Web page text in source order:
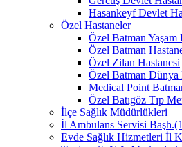
Hasankeyf Devlet
Özel Hastaneler
Özel Batman Yaşam
Özel Batman
Özel Zilan Hastanesi
Özel Batman Dünya
Medical Point
Özel Batıgöz Tıp
İlçe Sağlık Müdürlükleri
İl Ambulans Servisi
Evde Sağlık Hizmetleri İl